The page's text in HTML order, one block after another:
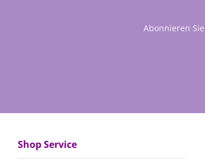
Abonnieren
Shop Service